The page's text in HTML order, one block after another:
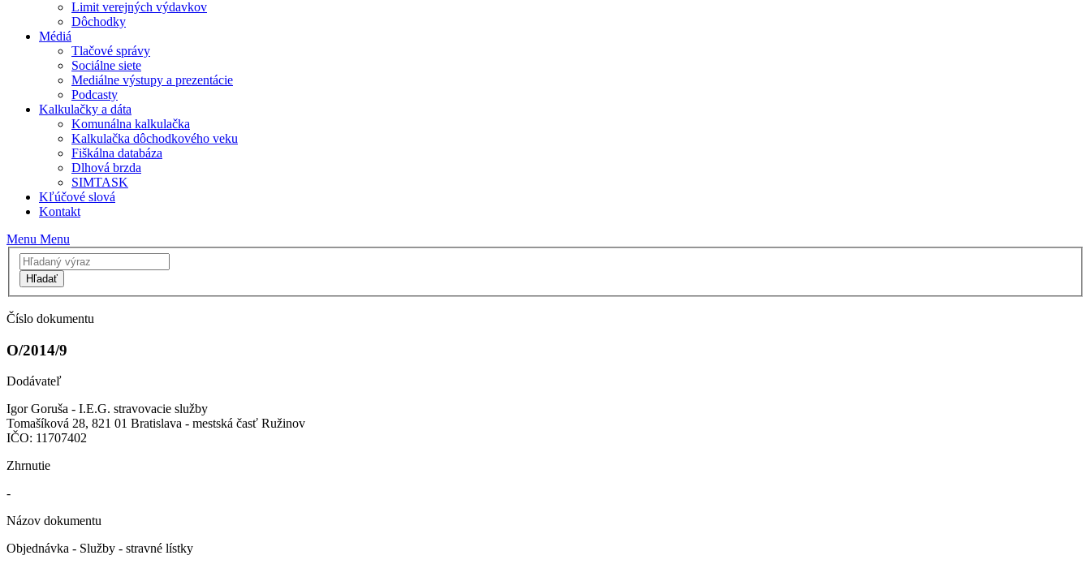
Limit verejných výdavkov
Dôchodky
Médiá
Tlačové správy
Sociálne siete
Mediálne výstupy a prezentácie
Podcasty
Kalkulačky a dáta
Komunálna kalkulačka
Kalkulačka dôchodkového veku
Fiškálna databáza
Dlhová brzda
SIMTASK
Kľúčové slová
Kontakt
Menu Menu
Hľadať
Číslo dokumentu
O/2014/9
Dodávateľ
Igor Goruša - I.E.G. stravovacie služby
Tomašíková 28, 821 01 Bratislava - mestská časť Ružinov
IČO: 11707402
Zhrnutie
-
Názov dokumentu
Objednávka - Služby - stravné lístky